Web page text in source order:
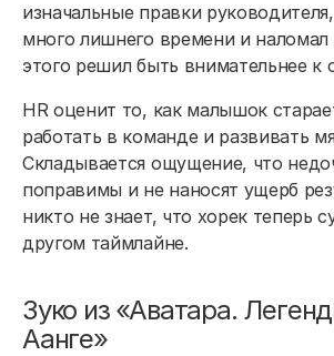
изначальные правки
много лишнего времени и
этого решил быть внимательнее к
HR оценит то, как малышок
работать в команде и развивать
Складывается ощущение, что
поправимы и не наносят ущерб
никто не знает, что хорек теперь
другом таймлайне.
Зуко из «Аватара.
Аанге»